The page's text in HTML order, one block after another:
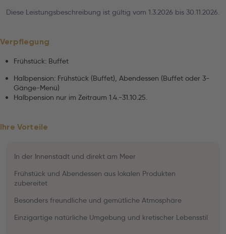
Diese Leistungsbeschreibung ist gültig vom 1.3.2026 bis 30.11.2026.
Verpflegung
Frühstück: Buffet
Halbpension: Frühstück (Buffet), Abendessen (Buffet oder 3-
Gänge-Menü)
Halbpension nur im Zeitraum 1.4.-31.10.25.
Ihre Vorteile
In der Innenstadt und direkt am Meer
Frühstück und Abendessen aus lokalen Produkten
zubereitet
Besonders freundliche und gemütliche Atmosphäre
Einzigartige natürliche Umgebung und kretischer Lebensstil